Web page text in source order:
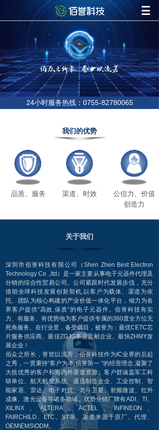
24小时服务热线：0755-82780065
我们的优势
渠道、时效
品质、服务
公信力、价值
创造力
关于我们
深圳市佰誉科技有限公司（Shen Zhen Best Electron
Technology Co .,ltd）是一家主要从事电子元器件代理及
分销的综合性贸易公司。公司紧跟时代发展步伐，充分
借助全球科技发展创新契机,以客户为载体、渠道为依
托、团队为核心构建的产业价值一体化平台，倾力为各
界客户提供“高效,保质”的电子元器件。佰誉科技有实
力、有服务、有优势地为客户提供专属的360度全方位无
死角服务。在行业里，备受瞩目，被誉为：最优CETC芯
片服务供应商、最佳ZGJG事业贡献企业、最快ZHMY发
展企业！
佰众之所长，誉世以流芳，佰誉科技作为IC业界的后起
之秀，一贯秉持“客户为本,信誉第一 "的经营理念,凝聚了
大批优秀的客户和海内外渠道资源。客户群涵盖军工科
研单位、航天航空系统、通迅制造企业、工业控制、智
能家居、雷达、电子对抗、北斗卫星、射频微波、红外
成像、激光设备等诸多领域。优势分销厂牌有ADI、TI、
XILINX、ALTERA、ACTEL、INFINEON、
FAIRCHILD、LTC、ST等。渠道来源于原厂、代理、
OEM\EMS\ODM。